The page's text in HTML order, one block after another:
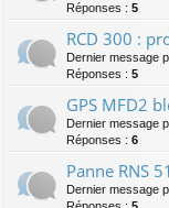
Réponses : 5
RCD 300 :
Dernier message
Réponses : 5
GPS MFD2
Dernier message
Réponses : 6
Panne RNS
Dernier message